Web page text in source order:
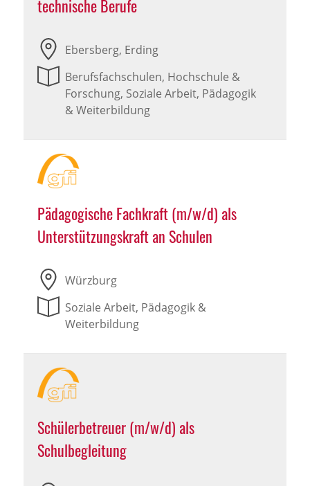
technische Berufe
Ebersberg, Erding
Berufsfachschulen, Hochschule &
Forschung, Soziale Arbeit, Pädagogik
& Weiterbildung
Pädagogische Fachkraft (m/w/d) als
Unterstützungskraft an Schulen
Würzburg
Soziale Arbeit, Pädagogik &
Weiterbildung
Schülerbetreuer (m/w/d) als
Schulbegleitung